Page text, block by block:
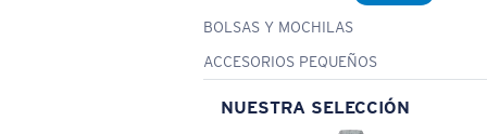
BOLSAS Y MOCHILAS
ACCESORIOS PEQUEÑOS
NUESTRA SELECCIÓN